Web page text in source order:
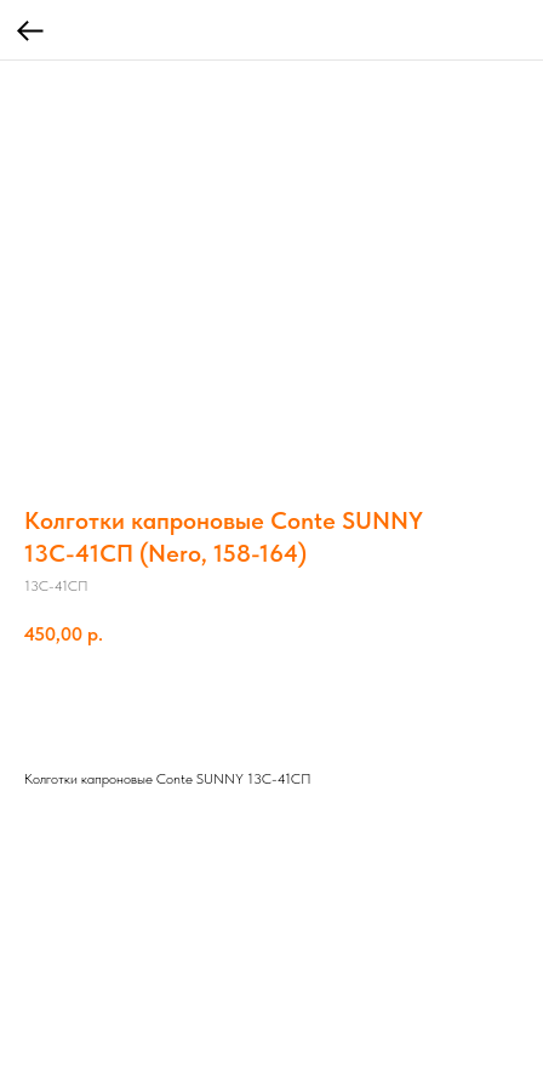
Колготки капроновые Conte SUNNY
13С-41СП (Nero, 158-164)
13С-41СП
450,00 р.
Колготки капроновые Conte SUNNY 13С-41СП